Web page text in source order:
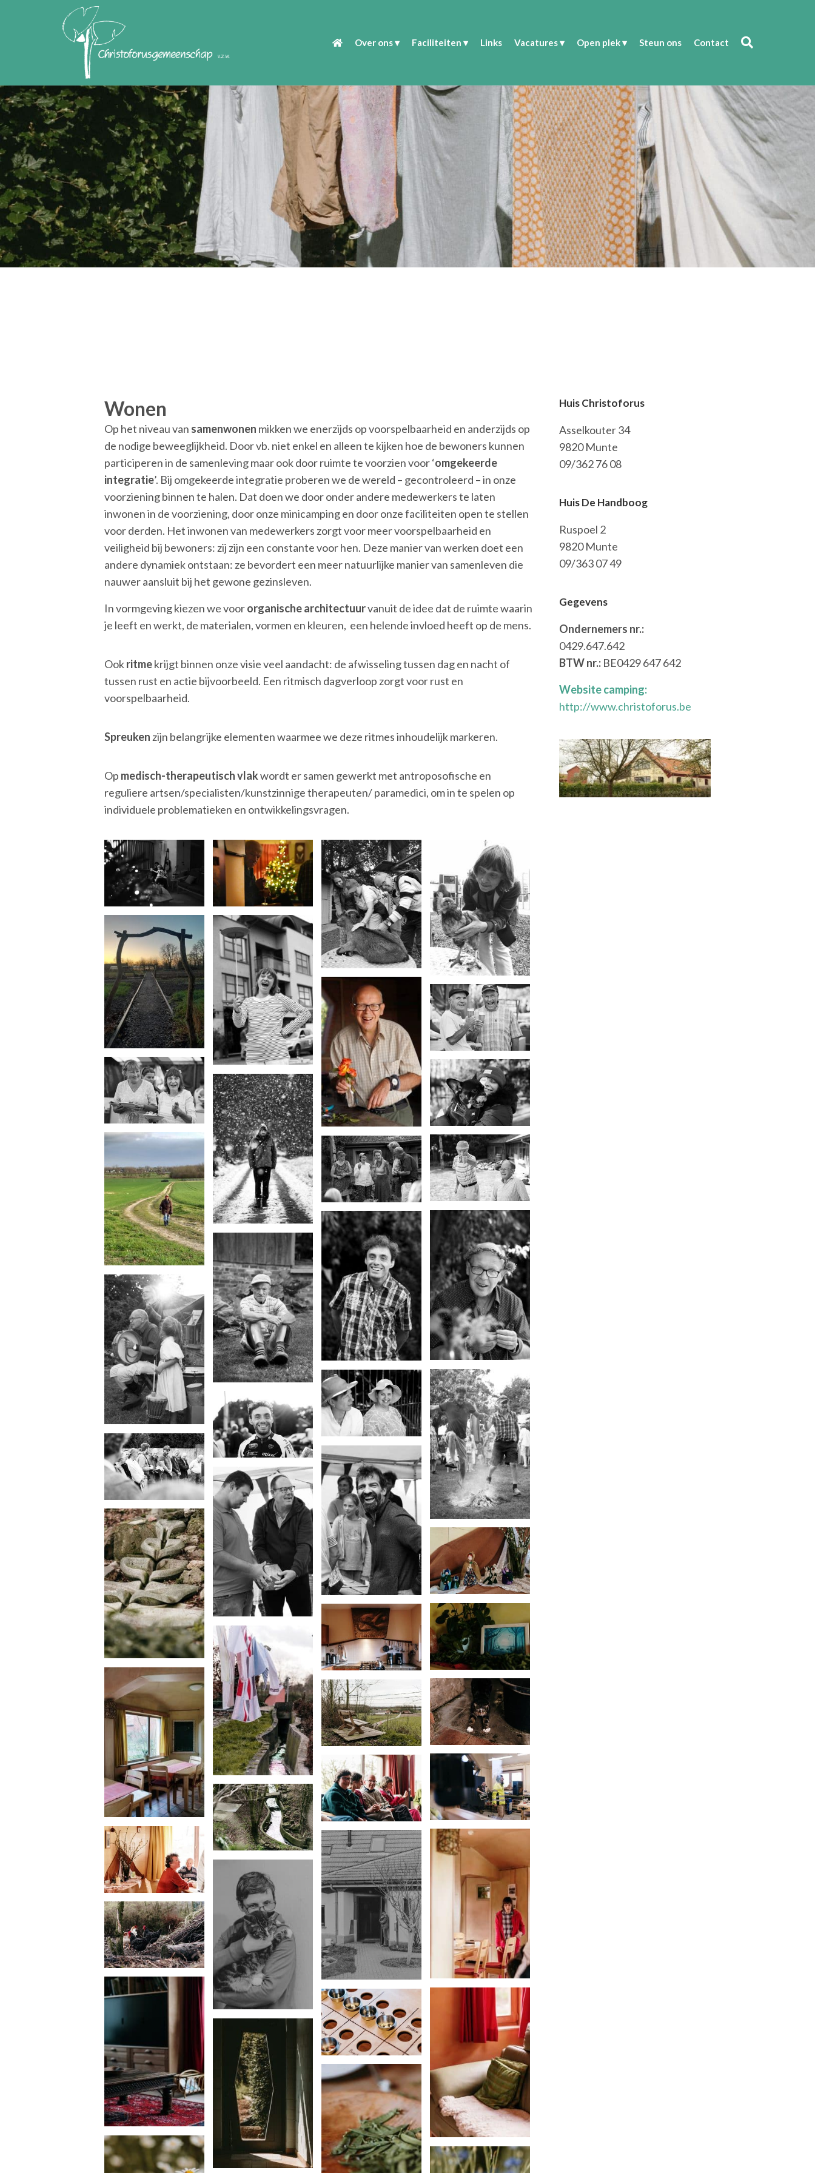
Over ons Faciliteiten Links Vacatures Open plek Steun ons Contact
Wonen
Op het niveau van samenwonen mikken we enerzijds op voorspelbaarheid en anderzijds op
de nodige beweeglijkheid. Door vb. niet enkel en alleen te kijken hoe de bewoners kunnen
participeren in de samenleving maar ook door ruimte te voorzien voor ‘omgekeerde
integratie’. Bij omgekeerde integratie proberen we de wereld – gecontroleerd – in onze
voorziening binnen te halen. Dat doen we door onder andere medewerkers te laten
inwonen in de voorziening, door onze minicamping en door onze faciliteiten open te stellen
voor derden. Het inwonen van medewerkers zorgt voor meer voorspelbaarheid en
veiligheid bij bewoners: zij zijn een constante voor hen. Deze manier van werken doet een
andere dynamiek ontstaan: ze bevordert een meer natuurlijke manier van samenleven die
nauwer aansluit bij het gewone gezinsleven.
In vormgeving kiezen we voororganische architectuurvanuit de idee dat de ruimte waarin
je leeft en werkt, de materialen, vormen en kleuren, een helende invloed heeft op de mens.
Ookritmekrijgt binnen onze visie veel aandacht: de afwisseling tussen dag en nacht of
tussen rust en actie bijvoorbeeld. Een ritmisch dagverloop zorgt voor rust en
voorspelbaarheid.
Spreuken zijn belangrijke elementen waarmee we deze ritmes inhoudelijk markeren.
Op medisch-therapeutisch vlakwordt er samen gewerkt met antroposofische en
reguliere artsen/specialisten/kunstzinnige therapeuten/ paramedici, om in te spelen op
individuele problematieken en ontwikkelingsvragen.
Huis Christoforus
Asselkouter 34
9820 Munte
09/362 76 08
Huis De Handboog
Ruspoel 2
9820 Munte
09/363 07 49
Gegevens
Ondernemers nr.:
0429.647.642
BTW nr.: BE0429 647 642
Website camping:
http://www.christoforus.be